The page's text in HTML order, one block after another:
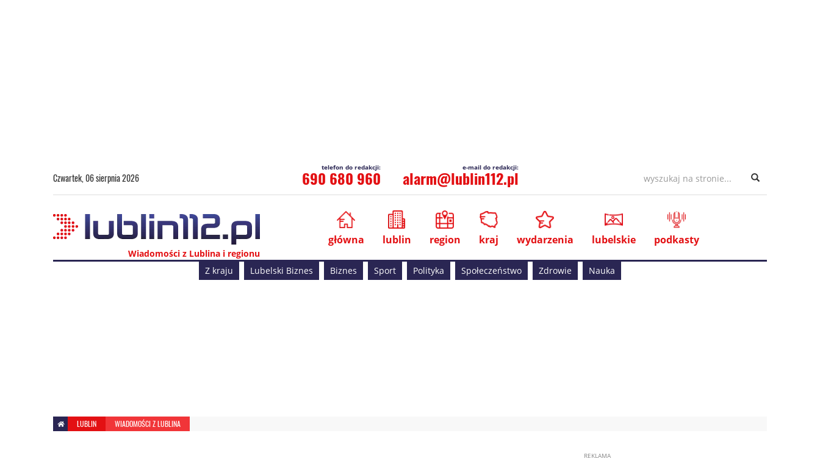
Czwartek, 06 sierpnia 2026 690 680 960 alarm@lublin112.pl
Wiadomości z Lublina i regionu
główna lublin region kraj wydarzenia lubelskie podkasty
Z kraju Lubelski Biznes Biznes Sport Polityka Społeczeństwo Zdrowie Nauka
LUBLIN WIADOMOŚCI Z LUBLINA